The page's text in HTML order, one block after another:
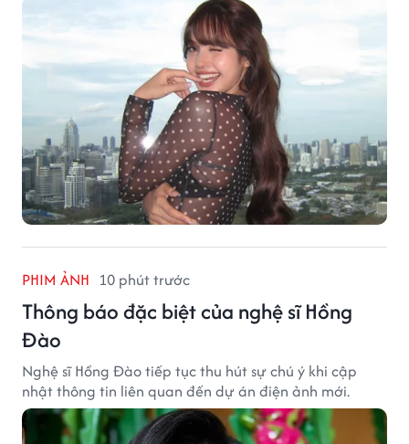
PHIM ẢNH 10 phút trước
Thông báo đặc biệt của nghệ sĩ Hồng
Đào
Nghệ sĩ Hồng Đào tiếp tục thu hút sự chú ý khi cập
nhật thông tin liên quan đến dự án điện ảnh mới.